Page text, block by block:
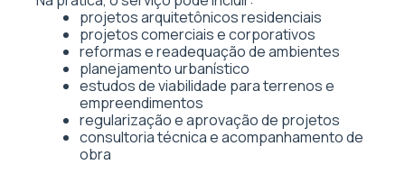
projetos arquitetônicos residenciais
projetos comerciais e corporativos
reformas e readequação de ambientes
planejamento urbanístico
estudos de viabilidade para terrenos e
empreendimentos
regularização e aprovação de projetos
consultoria técnica e acompanhamento de
obra